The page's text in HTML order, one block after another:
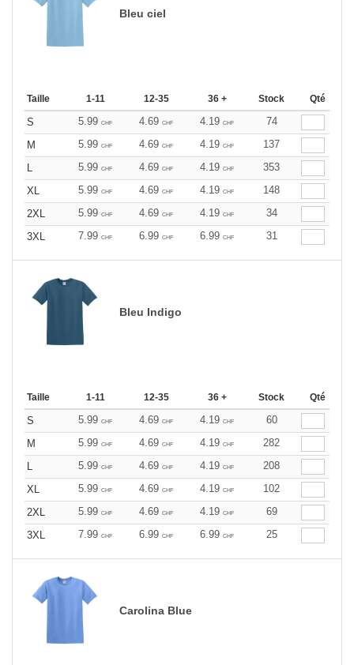
Bleu ciel
Taille 1-11 12-35 36 + Stock Qté
S 5.99 CHF 4.69 CHF 4.19 CHF
74
M
5.99 CHF 4.69 CHF 4.19 CHF
137
L
5.99 CHF 4.69 CHF 4.19 CHF
353
XL
5.99 CHF 4.69 CHF 4.19 CHF
148
2XL
5.99 CHF 4.69 CHF 4.19 CHF
34
3XL
7.99 CHF 6.99 CHF 6.99 CHF 31
Bleu Indigo
Taille 1-11 12-35 36 + Stock Qté
S 5.99 CHF 4.69 CHF 4.19 CHF
60
M
5.99 CHF 4.69 CHF 4.19 CHF
282
L
5.99 CHF 4.69 CHF 4.19 CHF
208
XL
5.99 CHF 4.69 CHF 4.19 CHF
102
2XL
5.99 CHF 4.69 CHF 4.19 CHF
69
3XL
7.99 CHF 6.99 CHF 6.99 CHF 25
Carolina Blue